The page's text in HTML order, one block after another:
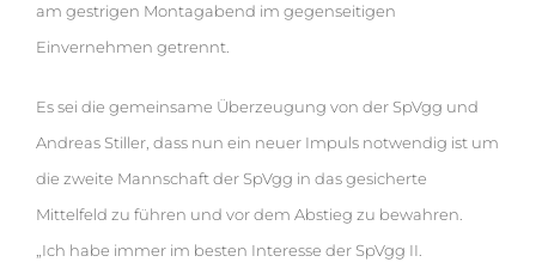
am gestrigen Montagabend im gegenseitigen
Einvernehmen getrennt.
Es sei die gemeinsame Überzeugung von der SpVgg und
Andreas Stiller, dass nun ein neuer Impuls notwendig ist um
die zweite Mannschaft der SpVgg in das gesicherte
Mittelfeld zu führen und vor dem Abstieg zu bewahren.
„Ich habe immer im besten Interesse der SpVgg II.